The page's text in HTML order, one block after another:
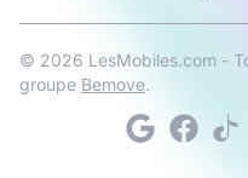
© 2026 LesMobiles.com -
groupe Bemove.